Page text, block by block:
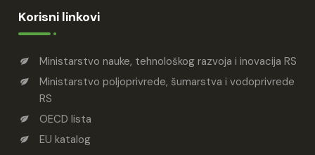
Korisni linkovi
Ministarstvo nauke, tehnološkog razvoja i inovacija RS
Ministarstvo poljoprivrede, šumarstva i vodoprivrede
RS
OECD lista
EU katalog